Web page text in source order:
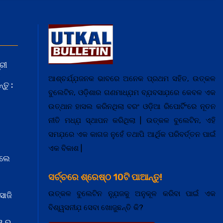
:
ଆଶ୍ଚର୍ଯ୍ଯ଼ଜନକ ଭାବରେ ଅନେକ ପ୍ରଥମ ସହିତ, ଉତ୍କଳ
ବୁଲେଟିନ, ଓଡ଼ିଶାର ଗଣମାଧ୍ଯ଼ମ ବ୍ଯ଼ବସାଯ଼ରେ କେବଳ ଏକ
ଉତ୍ଥାନ ହାସଲ କରିନଥିଲା ବରଂ ଓଡ଼ିଆ ରିପୋର୍ଟିଂରେ ନୂତନ
ନୀତି ମଧ୍ଯ଼ ସ୍ଥାପନ କରିଥିଲା | ଉତ୍କଳ ବୁଲେଟିନ, ଏହି
ସମଯ଼ରେ ଏକ କାଗଜ ନୁହେଁ ତଥାପି ଆର୍ଥିକ ପରିବର୍ତ୍ତନ ପାଇଁ
ଏକ ବିକାଶ |
ସର୍ଚ୍ଚରେ ଶ୍ରେଷ୍ଠ 10ଟି ପାଆନ୍ତୁ!
ଉତ୍କଳ ବୁଲେଟିନ ନ୍ଯ଼ୁଜକୁ ଅନୁକୂଳ କରିବା ପାଇଁ ଏକ
ବିଶ୍ୱସନୀଯ଼ ସେବା ଖୋଜୁଛନ୍ତି କି?